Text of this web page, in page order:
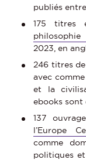
publiés
175 titres
philosophie
2023, en
246 titres
avec
et la
ebooks sont
137
l’Europe
comme
politiques